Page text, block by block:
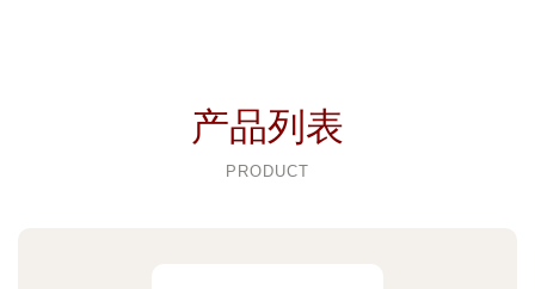
产品列表
PRODUCT